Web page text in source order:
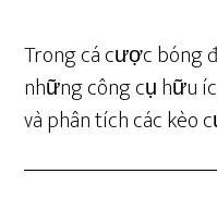
Trong cá cược bóng
những công cụ hữu
và phân tích các kèo